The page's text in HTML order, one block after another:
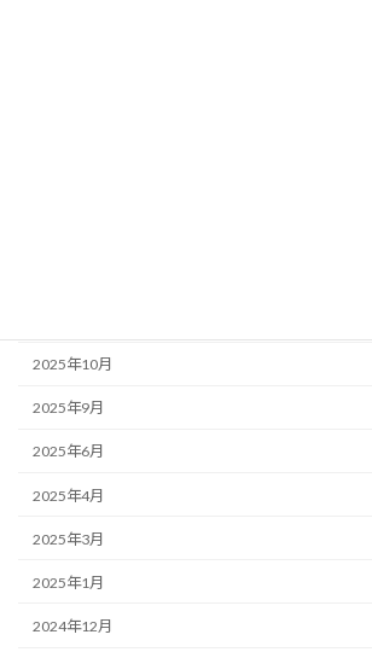
2025年10月
2025年9月
2025年6月
2025年4月
2025年3月
2025年1月
2024年12月